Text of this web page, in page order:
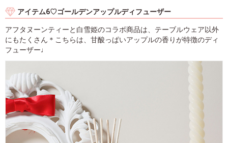
アイテム6♡ゴールデンアップルディフューザー
アフタヌーンティーと白雪姫のコラボ商品は、テーブルウェア以外
にもたくさん＊こちらは、甘酸っぱいアップルの香りが特徴のディ
フューザー♩